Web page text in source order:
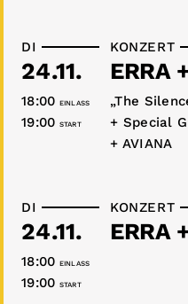
DI
24.11.
EINLASS
18:00
START
19:00
KONZERT
ERRA
„The
+ Special
+ AVIANA
DI
24.11.
EINLASS
18:00
START
19:00
KONZERT
ERRA